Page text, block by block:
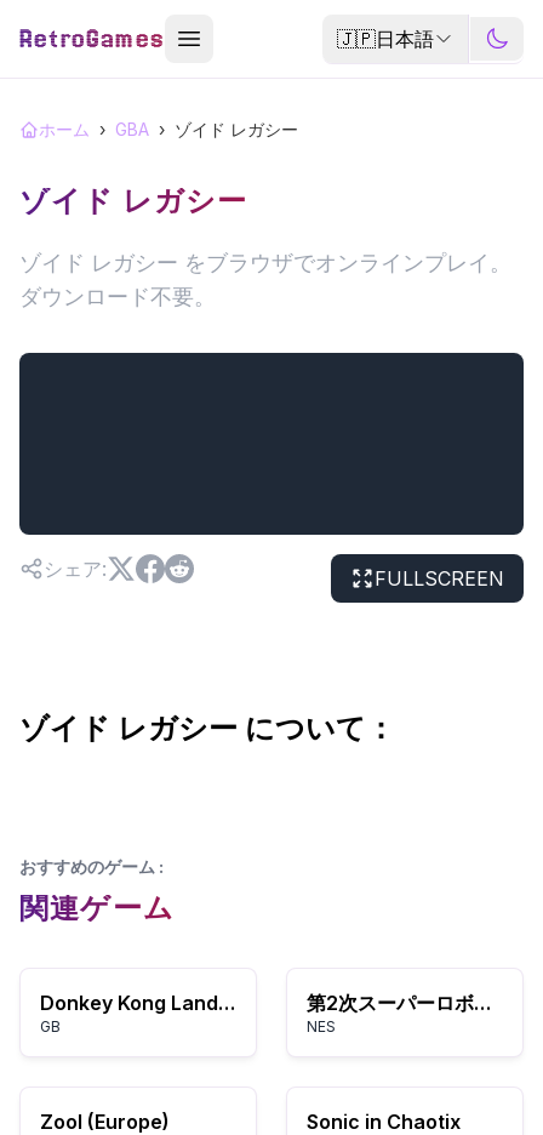
RetroGames 🇯🇵日本語
ホーム › GBA › ゾイド レガシー
ゾイド レガシー
ゾイド レガシー をブラウザでオンラインプレイ。
ダウンロード不要。
シェア: FULLSCREEN
ゾイド レガシー について：
おすすめのゲーム :
関連ゲーム
Donkey Kong Land III (USA, Europe)
GB
第2次スーパーロボット大戦
NES
Zool (Europe) Sonic in Chaotix